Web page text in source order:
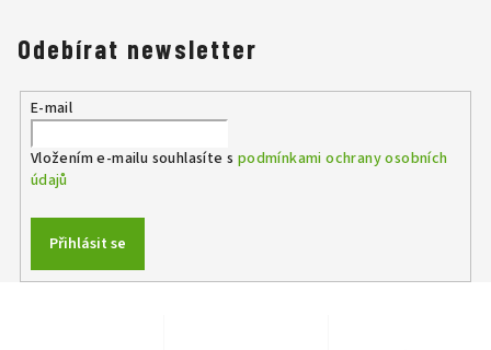
Odebírat newsletter
E-mail
Vložením e-mailu souhlasíte s podmínkami ochrany osobních
údajů
Přihlásit se